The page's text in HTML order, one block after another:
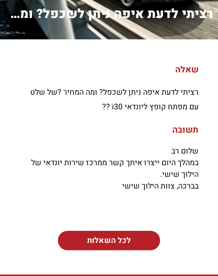
רציתי לדעת איפה ניתן לשכפל? ומה המחיר...
שאלה
רציתי לדעת איפה ניתן לשכפל? ומה המחיר ?של שלט
עם מפתח קופץ ליונדאי i30 ??
תשובה
שלום רב
במהלך היום ייצרו איתך קשר ממרכז שירות יונדאי של
הילוך שישי.
בברכה, צוות הילוך שישי
לכל השאלות